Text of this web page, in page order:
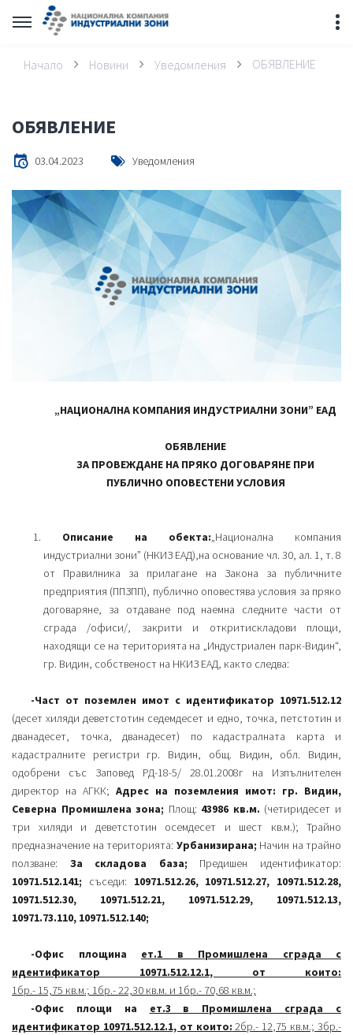
Начало Новини Уведомления ОБЯВЛЕНИЕ
ОБЯВЛЕНИЕ
03.04.2023 Уведомления
„НАЦИОНАЛНА КОМПАНИЯ ИНДУСТРИАЛНИ ЗОНИ” ЕАД
ОБЯВЛЕНИЕ
ЗА ПРОВЕЖДАНЕ НА ПРЯКО ДОГОВАРЯНЕ ПРИ
ПУБЛИЧНО ОПОВЕСТЕНИ УСЛОВИЯ
Описание на обекта:„Национална компания
индустриални зони” (НКИЗ ЕАД),на основание чл. 30, ал. 1, т. 8
от Правилника за прилагане на Закона за публичните
предприятия (ППЗПП), публично оповестява условия за пряко
договаряне, за отдаване под наемна следните части от
сграда /офиси/, закрити и откритискладови площи,
находящи се на територията на „Индустриален парк-Видин“,
гр. Видин, собственост на НКИЗ ЕАД, както следва:
-Част от поземлен имот с идентификатор 10971.512.12
(десет хиляди деветстотин седемдесет и едно, точка, петстотин и
дванадесет, точка, дванадесет) по кадастралната карта и
кадастралните регистри гр. Видин, общ. Видин, обл. Видин,
одобрени със Заповед РД-18-5/ 28.01.2008г на Изпълнителен
директор на АГКК; Адрес на поземления имот: гр. Видин,
Северна Промишлена зона; Площ: 43986 кв.м. (четиридесет и
три хиляди и деветстотин осемдесет и шест кв.м.); Трайно
предназначение на територията: Урбанизирана; Начин на трайно
ползване: За складова база; Предишен идентификатор:
10971.512.141; съседи: 10971.512.26, 10971.512.27, 10971.512.28,
10971.512.30, 10971.512.21, 10971.512.29, 10971.512.13,
10971.73.110, 10971.512.140;
-Офис площина ет.1 в Промишлена сграда с
идентификатор 10971.512.12.1, от които:
1бр.- 15,75 кв.м.; 1бр.- 22,30 кв.м. и 1бр.- 70,68 кв.м.;
-Офис площи на ет.3 в Промишлена сграда с
идентификатор 10971.512.12.1, от които: 2бр.- 12,75 кв.м.; 3бр.-